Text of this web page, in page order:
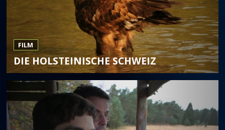
FILM
DIE HOLSTEINISCHE SCHWEIZ